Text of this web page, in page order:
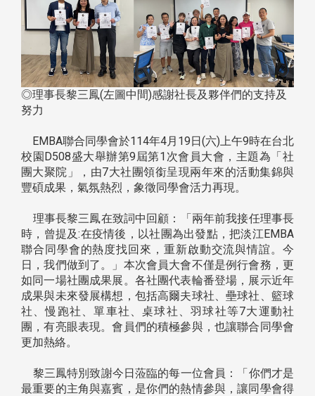
◎理事長黎三鳳(左圖中間)感謝社長及夥伴們的支持及
努力
EMBA聯合同學會於114年4月19日(六)上午9時在台北
校園D508盛大舉辦第9屆第1次會員大會，主題為「社
團大聚院」，由7大社團領銜呈現兩年來的活動集錦與
豐碩成果，氣氛熱烈，象徵同學會活力再現。
理事長黎三鳳在致詞中回顧：「兩年前我接任理事長
時，曾提及:在疫情後，以社團為出發點，把淡江EMBA
聯合同學會的熱度找回來，重新啟動交流與情誼。今
日，我們做到了。」本次會員大會不僅是例行會務，更
如同一場社團成果展。各社團代表輪番登場，展示近年
成果與未來發展構想，包括高爾夫球社、壘球社、籃球
社、慢跑社、單車社、桌球社、羽球社等7大運動社
團，有亮眼表現。會員們的積極參與，也讓聯合同學會
更加熱絡。
黎三鳳特別致謝今日蒞臨的每一位會員：「你們才是
最重要的主角與嘉賓，是你們的熱情參與，讓同學會得